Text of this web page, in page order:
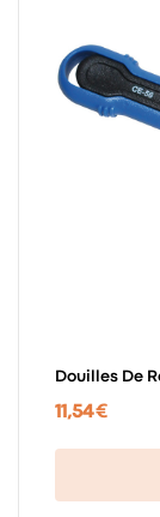
Douilles De
11,54 €